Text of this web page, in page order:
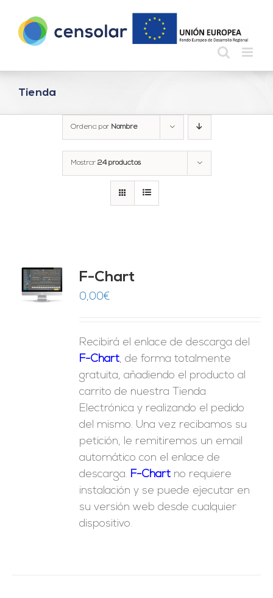
contenido
Tienda
Ordena por Nombre
Mostrar 24 productos
F-Chart
0,00€
Recibirá el enlace de descarga del
F-Chart, de forma totalmente
gratuita, añadiendo el producto al
carrito de nuestra Tienda
Electrónica y realizando el pedido
del mismo. Una vez recibamos su
petición, le remitiremos un email
automático con el enlace de
descarga. F-Chart no requiere
instalación y se puede ejecutar en
su versión web desde cualquier
dispositivo.